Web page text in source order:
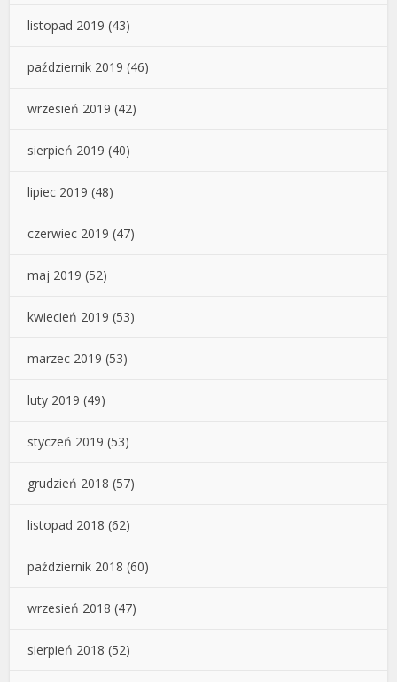
listopad 2019 (43)
październik 2019 (46)
wrzesień 2019 (42)
sierpień 2019 (40)
lipiec 2019 (48)
czerwiec 2019 (47)
maj 2019 (52)
kwiecień 2019 (53)
marzec 2019 (53)
luty 2019 (49)
styczeń 2019 (53)
grudzień 2018 (57)
listopad 2018 (62)
październik 2018 (60)
wrzesień 2018 (47)
sierpień 2018 (52)